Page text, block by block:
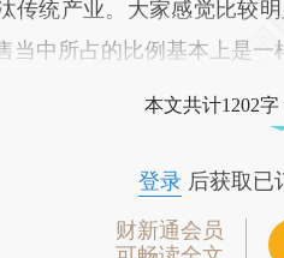
传统产业。大家感觉比较
当中所占的比例基本上是一
本文共计1202
登录后获取已
财新通会员